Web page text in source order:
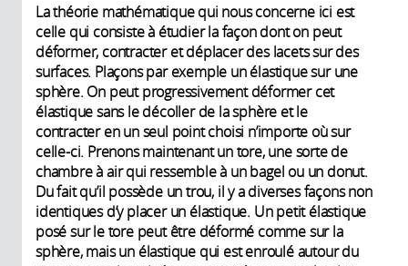
La théorie mathématique qui nous concerne ici est
celle qui consiste à étudier la façon dont on peut
déformer, contracter et déplacer des lacets sur des
surfaces. Plaçons par exemple un élastique sur une
sphère. On peut progressivement déformer cet
élastique sans le décoller de la sphère et le
contracter en un seul point choisi n’importe où sur
celle-ci. Prenons maintenant un tore, une sorte de
chambre à air qui ressemble à un bagel ou un donut.
Du fait qu’il possède un trou, il y a diverses façons non
identiques d’y placer un élastique. Un petit élastique
posé sur le tore peut être déformé comme sur la
sphère, mais un élastique qui est enroulé autour du